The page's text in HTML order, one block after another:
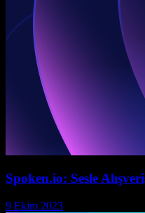
Spoken.io: Sesle
9 Ekim 2023